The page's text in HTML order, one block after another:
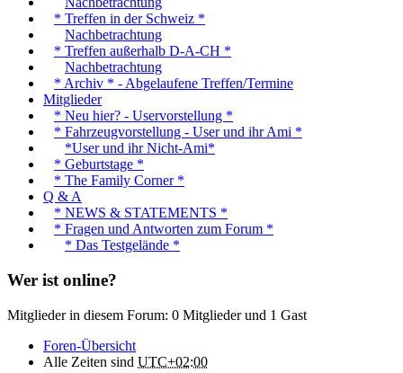
* Treffen in der Schweiz *
Nachbetrachtung
* Treffen außerhalb D-A-CH *
Nachbetrachtung
* Archiv * - Abgelaufene Treffen/Termine
Mitglieder
* Neu hier? - Uservorstellung *
* Fahrzeugvorstellung - User und ihr Ami *
*User und ihr Nicht-Ami*
* Geburtstage *
* The Family Corner *
Q & A
* NEWS & STATEMENTS *
* Fragen und Antworten zum Forum *
* Das Testgelände *
Wer ist online?
Mitglieder in diesem Forum: 0 Mitglieder und 1 Gast
Foren-Übersicht
Alle Zeiten sind UTC+02:00